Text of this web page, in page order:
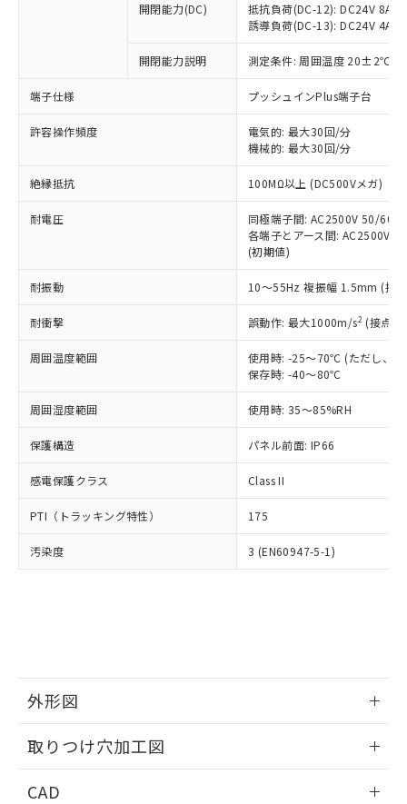
開閉能力(DC)
抵抗負荷(DC-12): DC24V 8A/
誘導負荷(DC-13): DC24V 4A/
開閉能力説明 測定条件: 周囲温度 20±2℃、
端子仕様 プッシュインPlus端子台
許容操作頻度
電気的: 最大30回/分
機械的: 最大30回/分
絶縁抵抗 100MΩ以上 (DC500Vメガ)
耐電圧
同極端子間: AC2500V 50/
各端子とアース間: AC2500V
(初期値)
耐振動 10～55Hz 複振幅 1.5mm (接
耐衝撃 誤動作: 最大1000m/s2 (接点
周囲温度範囲
使用時: -25～70℃ (ただし、氷
保存時: -40～80℃
周囲湿度範囲 使用時: 35～85%RH
保護構造 パネル前面: IP66
感電保護クラス Class II
PTI（トラッキング特性） 175
汚染度 3 (EN60947-5-1)
外形図
取りつけ穴加工図
CAD
以下の条件をお読みいただき、同意のうえ
ご利用ください。
本サービスは、当社制御機器事業取扱
商品の当社在庫状況および標準価格
(税抜)を提供させていただくもので
当社制御機器事業取扱商品の中には、
本サービスの対象外となる商品もある
ことをご了承ください。
在庫状況および標準価格照会結果は、
記載している更新日時点での社内デー
タに基づき作成されるものであり、閲
覧された時点での実際の在庫および標
準価格とは異なる場合があることをご
正式な納期状況および標準価格はお客
様のお取引先、またはお客様担当のオ
ムロン制御機器販売店・当社販売員に
オムロン制御機器販売店や当社販売拠
販売ネットワーク
」をご確認
在庫状況および標準価格結果を当社の
事前の承諾なく第三者に漏洩または開
示しないようお願いします。
マイパーツ機能（部品リスト作成サー
ビス）をご利用いただくには、I-Web
品・サービスに関するお客様との取
の共同利用に関して"
用者の範囲」に記載されている法人を
対応予定なし：EU RoHS指令（10物質）の
非含有に非対応の商品で、対応品を出す予
調査・確認中：EU RoHS指令（10物質）の
非含有の対応状況を調査中または確認中の
商品です。
非該当品：ライセンス料など無形物で、有
害物質有無と関係のない商品です。
仕入先様の事情により、非含有部品として
いたものが、含有品と判明した場合などや
むを得ず変更することがあります。
鉛(Pb) 1000ppm以下、 水銀(Hg) 1000ppm以下、 カド
六価クロム(Cr(Ⅵ)) 1000ppm以下、ポリ臭化ビフェニル
類(PBB) 1000ppm以下、ポリ臭化ジフェニルエーテル類
ルベンジル（BBP） 1000ppm以下、フタル酸ジブチル
（DBP） 1000ppm以下、フタル酸ジイソブチル
但し、RoHS指令で産業用監視および制御機器に対する
適用除外項目は除く。
フタル酸エステル類の４物質については閾値を超える意
図的な使用がないことを確認しています。
部品在庫の切り替え状況などにより、予定
月が前後することがあります。
EU RoHS指令（10物質）の非含有証明書
51物質の非含有証明書（当社基準）
※本証明書は発行日時点で非含有を証明す
「○」：最大均質材料含有率が中国RoHSの
基準値以下であることを示します。
「×」：最大均質材料含有率が中国RoHSの
基準値を超えていることを示します。
「－」：未確認です。当社販売部門へお問
*中国RoHS10物質の基準値 (GB/T26572)：
Pb(鉛) :1000ppm、 Hg(水銀) : 1000ppm、 Cd(カドミウ
Cr(Ⅵ)(六価クロム) : 1000ppm、 PBBs(ポリ臭化ビフェ
ニル類) : 1000ppm、 PBDEs(ポリ臭化ジフェニルエーテ
ル類) : 1000ppm、
DBP(フタル酸ジブチル) : 1000ppm、 DIBP(フタル酸ジ
イソブチル) : 1000ppm、 BBP(フタル酸ブチルベンジ
DEHP(フタル酸ビス(2-エチルヘキシル)) : 1000ppm
「ｅ」：有害物質（10物質）のすべてが基
準値以下であることを示します。
「10」：通常の使用状況下において有害物
質が外部に漏えいし、環境に深刻な影響を
及ぼさない年数を意味します。
当社は、これら貴社製品のうち、外国
為替および外国貿易法に定める商品
（以下｢規制貨物等」という）を輸出
または国外への提供する場合は、日本
国政府の輸出許可(または役務取引許
可)を取得するなどの必要な手続きを
当社は規制貨物を破棄する場合は、完
全に破砕するなど、違法に輸出されな
いよう必要な手段を講じます。
当社は貴社製品を、核兵器、ミサイ
ル、化学兵器、生物兵器またはその他
武器並びにこれらの製造装置等に一切
当社は、貴社製品を第三者に販売する
場合は、上記1、2および3の内容を当
該第三者に通知します。また当社は、
販売先および販売に係わる関係者が違
法に輸出するおそれがある場合は、取
り引きをいたしません。
一定数以上の在庫あり
一定数には満たないが在庫あり
在庫なし(最新の在庫状況につ
いては、お客様のお取引先、ま
たはお客様担当のオムロン制御
機器販売店・当社販売員にご確
受注生産機種、また在庫状況の
情報を公開していない機種